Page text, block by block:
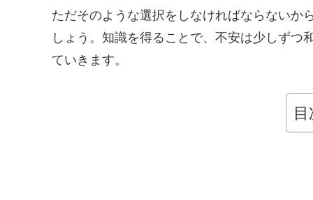
ただそのような選択をしなければならないか
しょう。知識を得ることで、不安は少しず
ていきます。
目